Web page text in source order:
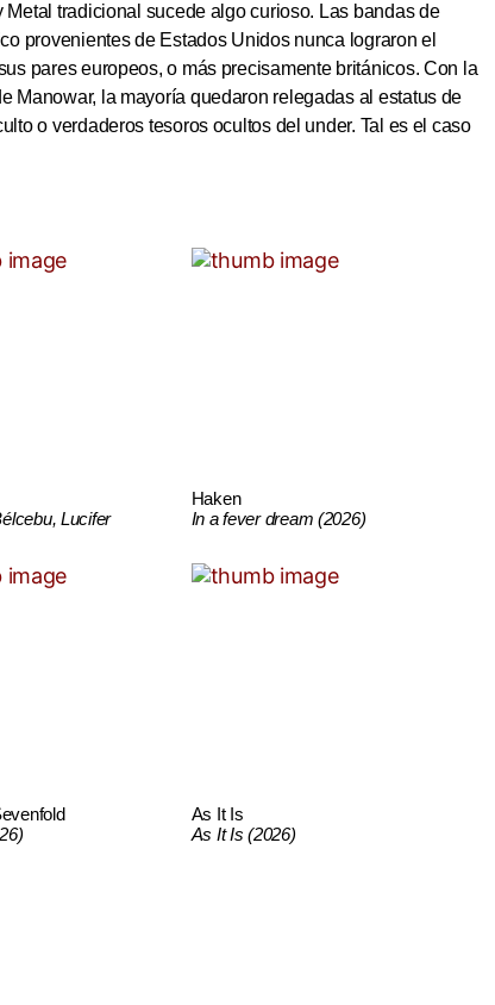
Metal tradicional sucede algo curioso. Las bandas de
provenientes de Estados Unidos nunca lograron el
pares europeos, o más precisamente británicos. Con la
Manowar, la mayoría quedaron relegadas al estatus de
o verdaderos tesoros ocultos del under. Tal es el caso
Lucifer
Haken
In a fever dream (2026)
As It Is
As It Is (2026)